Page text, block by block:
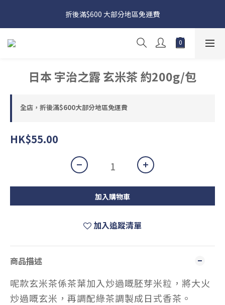
日本接近假期，貨源較不穩定；如想在 8 月 11 日至 8 月 15 日收
貨，請務必於 8 月 10 日前落單
折後滿$600 大部分地區免運費
日本接近假期，貨源較不穩定；如想在 8 月 11 日至 8 月 15 日收
貨，請務必於 8 月 10 日前落單
日本 宇治之露 玄米茶 約200g/包
全店，折後滿$600大部分地區免運費
HK$55.00
加入購物車
加入追蹤清單
商品描述
呢款玄米茶係茶葉加入炒過嘅胚芽米粒，將大火
炒過嘅玄米，再調配綠茶調製成日式香茶。